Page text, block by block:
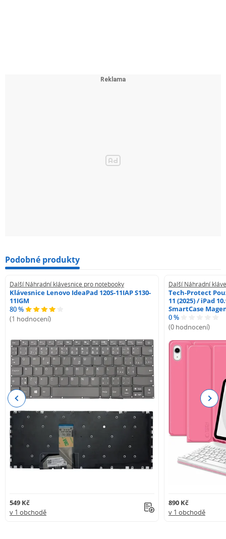
Podobné produkty
Další Náhradní klávesnice pro notebooky
Klávesnice Lenovo IdeaPad 120S-11IAP S130-
11IGM
80 %
(1 hodnocení)
549 Kč
v 1 obchodě
Další Náhradní
Tech-Protect
11 (2025) / iPad
SmartCase
0 %
(0 hodnocení)
890 Kč
v 1 obchodě
Previous Next